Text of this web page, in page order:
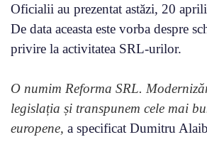
Oficialii au prezentat astăzi, 20
De data aceasta este vorba despre
privire la activitatea SRL-urilor.
O numim Reforma SRL.
legislația și transpunem cele mai
europene, a specificat Dumitru